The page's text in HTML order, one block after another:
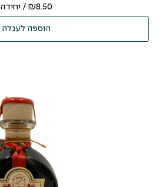
₪8.50 / יחידה
הוספה לעגלה